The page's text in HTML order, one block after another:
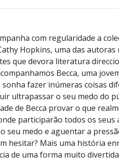
com regularidade a
Hopkins, uma das
que devora literatura
Becca, uma
fazer inúmeras coisas
ultrapassar o seu medo do
de Becca provar o que
participarão todos os
seu medo e aguentar a
hesitar? Mais uma história
de uma forma muito